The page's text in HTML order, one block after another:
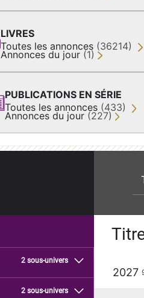
LIVRES
Toutes les annonces (36214)
Annonces du jour (1)
PUBLICATIONS EN SÉRIE
Toutes les annonces (433)
Annonces du jour (227)
2 sous-univers
2 sous-univers
2027